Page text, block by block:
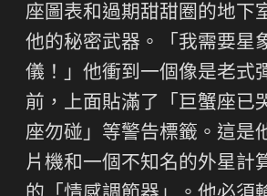
座圖表和過期甜甜圈的地下
他的秘密武器。「我需要星
儀！」他衝到一個像是老式
前，上面貼滿了「巨蟹座已
座勿碰」等警告標籤。這是
片機和一個不知名的外星計